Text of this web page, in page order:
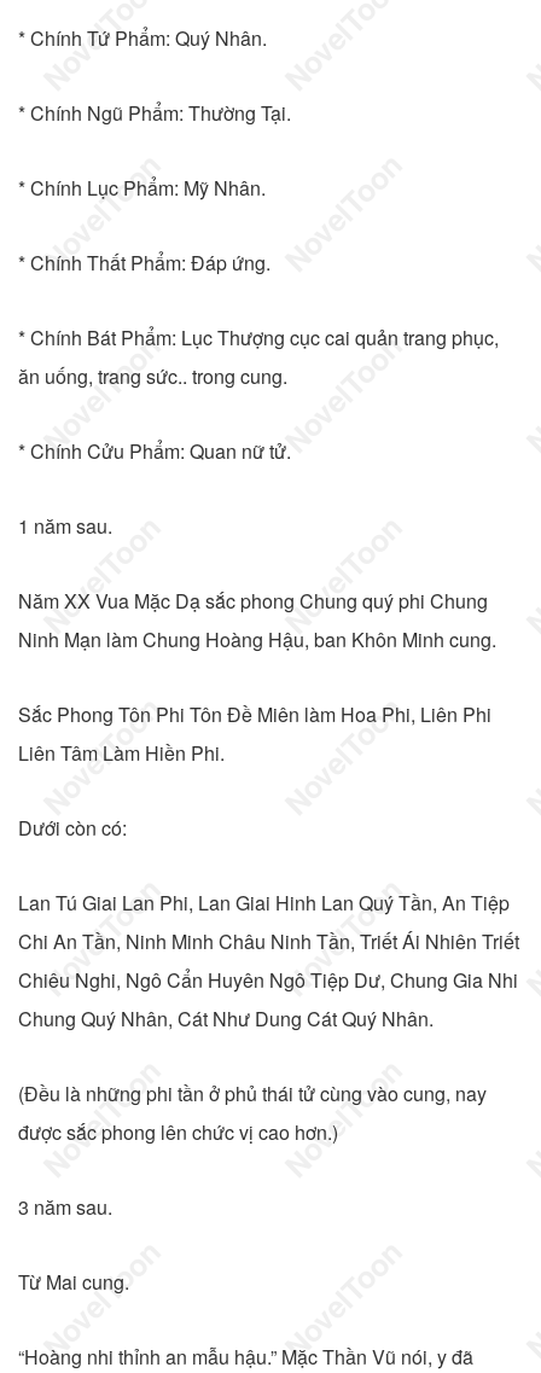
* Chính Tứ Phẩm: Quý Nhân.
* Chính Ngũ Phẩm: Thường Tại.
* Chính Lục Phẩm: Mỹ Nhân.
* Chính Thất Phẩm: Đáp ứng.
* Chính Bát Phẩm: Lục Thượng cục cai quản trang phục,
ăn uống, trang sức.. trong cung.
* Chính Cửu Phẩm: Quan nữ tử.
1 năm sau.
Năm XX Vua Mặc Dạ sắc phong Chung quý phi Chung
Ninh Mạn làm Chung Hoàng Hậu, ban Khôn Minh cung.
Sắc Phong Tôn Phi Tôn Đề Miên làm Hoa Phi, Liên Phi
Liên Tâm Làm Hiền Phi.
Dưới còn có:
Lan Tú Giai Lan Phi, Lan Giai Hinh Lan Quý Tần, An Tiệp
Chi An Tần, Ninh Minh Châu Ninh Tần, Triết Ái Nhiên Triết
Chiêu Nghi, Ngô Cẩn Huyên Ngô Tiệp Dư, Chung Gia Nhi
Chung Quý Nhân, Cát Như Dung Cát Quý Nhân.
(Đều là những phi tần ở phủ thái tử cùng vào cung, nay
được sắc phong lên chức vị cao hơn.)
3 năm sau.
Từ Mai cung.
“Hoàng nhi thỉnh an mẫu hậu.” Mặc Thần Vũ nói, y đã